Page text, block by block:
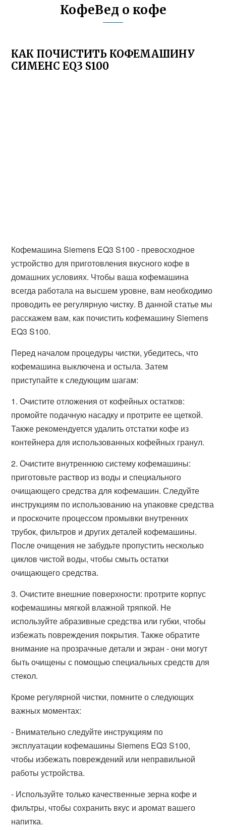
КофеВед о кофе
КАК ПОЧИСТИТЬ КОФЕМАШИНУ
СИМЕНС EQ3 S100
Кофемашина Siemens EQ3 S100 - превосходное
устройство для приготовления вкусного кофе в
домашних условиях. Чтобы ваша кофемашина
всегда работала на высшем уровне, вам необходимо
проводить ее регулярную чистку. В данной статье мы
расскажем вам, как почистить кофемашину Siemens
EQ3 S100.
Перед началом процедуры чистки, убедитесь, что
кофемашина выключена и остыла. Затем
приступайте к следующим шагам:
1. Очистите отложения от кофейных остатков:
промойте подачную насадку и протрите ее щеткой.
Также рекомендуется удалить отстатки кофе из
контейнера для использованных кофейных гранул.
2. Очистите внутреннюю систему кофемашины:
приготовьте раствор из воды и специального
очищающего средства для кофемашин. Следуйте
инструкциям по использованию на упаковке средства
и проскочите процессом промывки внутренних
трубок, фильтров и других деталей кофемашины.
После очищения не забудьте пропустить несколько
циклов чистой воды, чтобы смыть остатки
очищающего средства.
3. Очистите внешние поверхности: протрите корпус
кофемашины мягкой влажной тряпкой. Не
используйте абразивные средства или губки, чтобы
избежать повреждения покрытия. Также обратите
внимание на прозрачные детали и экран - они могут
быть очищены с помощью специальных средств для
стекол.
Кроме регулярной чистки, помните о следующих
важных моментах:
- Внимательно следуйте инструкциям по
эксплуатации кофемашины Siemens EQ3 S100,
чтобы избежать повреждений или неправильной
работы устройства.
- Используйте только качественные зерна кофе и
фильтры, чтобы сохранить вкус и аромат вашего
напитка.